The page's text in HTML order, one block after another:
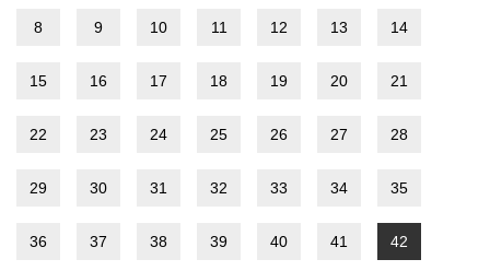
8 9 10 11 12 13 14
15 16 17 18 19 20 21
22 23 24 25 26 27 28
29 30 31 32 33 34 35
36 37 38 39 40 41 42